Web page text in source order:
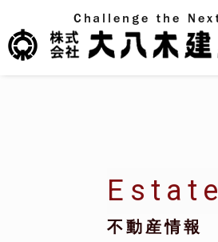
Estate
不動産情報